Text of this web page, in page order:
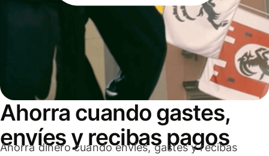
Ahorra cuando gastes,
envíes y recibas pagos
Ahorra dinero cuando envíes, gastes y recibas